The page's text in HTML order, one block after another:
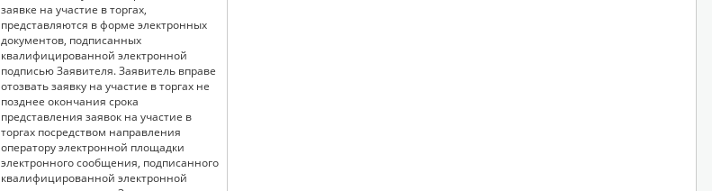
заявке на участие в торгах,
представляются в форме электронных
документов, подписанных
квалифицированной электронной
подписью Заявителя. Заявитель вправе
отозвать заявку на участие в торгах не
позднее окончания срока
представления заявок на участие в
торгах посредством направления
оператору электронной площадки
электронного сообщения, подписанного
квалифицированной электронной